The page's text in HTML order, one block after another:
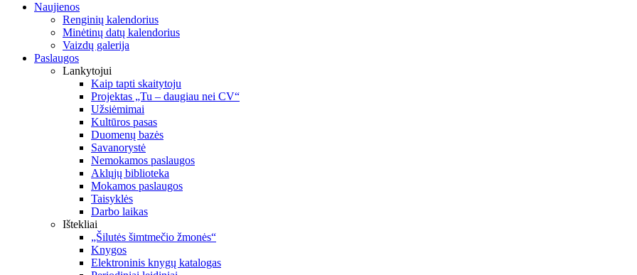
Naujienos
Renginių kalendorius
Minėtinų datų kalendorius
Vaizdų galerija
Paslaugos
Lankytojui
Kaip tapti skaitytoju
Projektas „Tu – daugiau nei CV“
Užsiėmimai
Kultūros pasas
Duomenų bazės
Savanorystė
Nemokamos paslaugos
Aklųjų biblioteka
Mokamos paslaugos
Taisyklės
Darbo laikas
Ištekliai
„Šilutės šimtmečio žmonės“
Knygos
Elektroninis knygų katalogas